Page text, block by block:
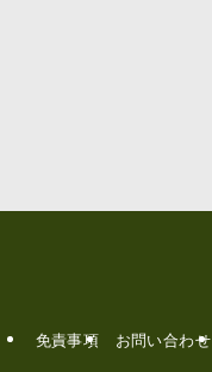
免責事項 お問い合わせ